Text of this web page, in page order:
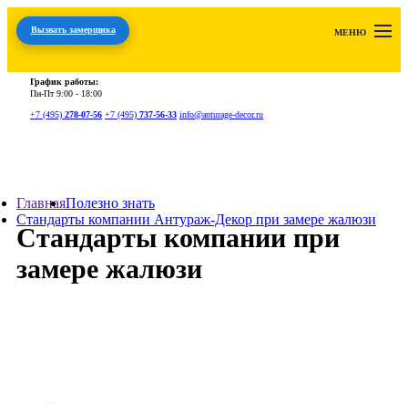
Вызвать замерщика МЕНЮ
График работы:
Пн-Пт9:00 - 18:00
+7 (495) 278-07-56 +7 (495) 737-56-33 info@anturage-decor.ru
ГлавнаяПолезно знать
Стандарты компании Антураж-Декор при замере жалюзи
Стандарты компании при
замере жалюзи